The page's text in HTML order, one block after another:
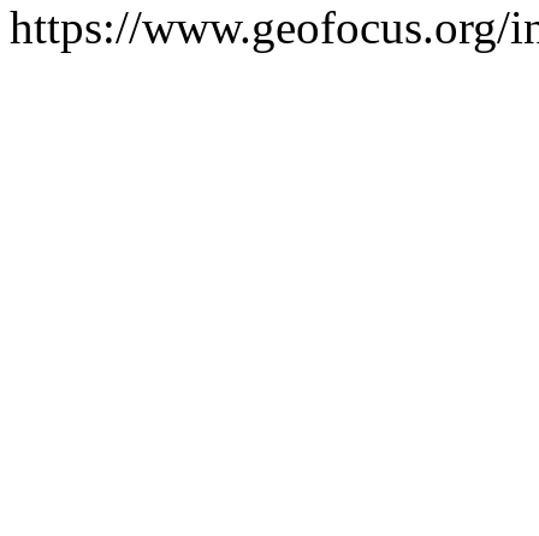
https://www.geofocus.org/